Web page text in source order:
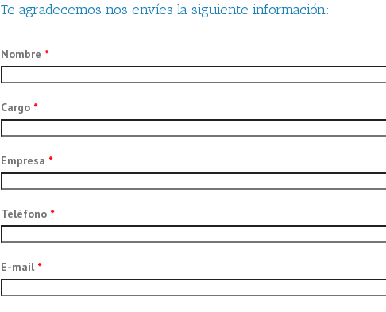
Te agradecemos nos envíes la siguiente información:
Nombre *
Cargo *
Empresa *
Teléfono *
E-mail *